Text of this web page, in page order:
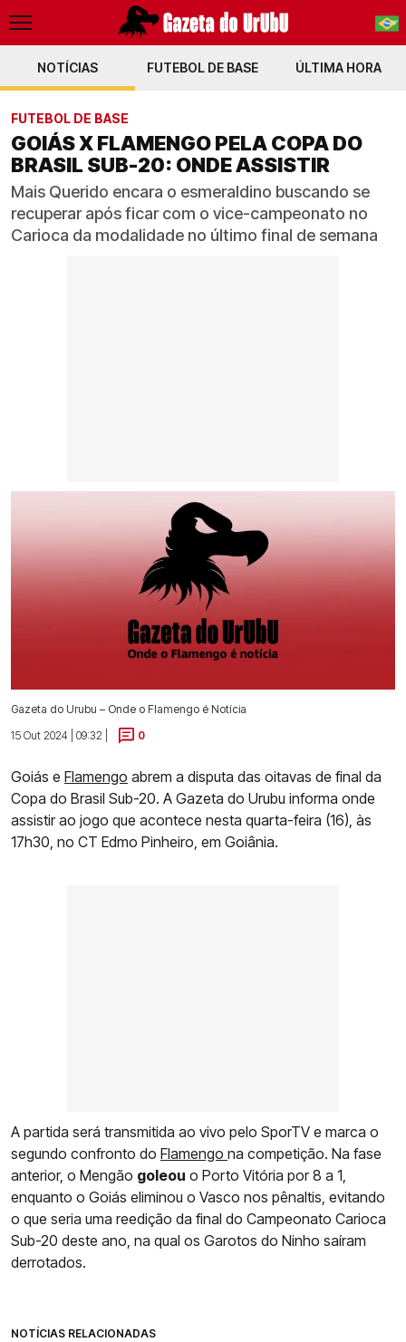
PT-BR
NOTÍCIAS FUTEBOL DE BASE ÚLTIMA HORA
FUTEBOL DE BASE
GOIÁS X FLAMENGO PELA COPA DO
BRASIL SUB-20: ONDE ASSISTIR
Mais Querido encara o esmeraldino buscando se
recuperar após ficar com o vice-campeonato no
Carioca da modalidade no último final de semana
Gazeta do Urubu – Onde o Flamengo é Notícia
15 Out 2024 | 09:32 |
0
Goiás e Flamengo abrem a disputa das oitavas de final da
Copa do Brasil Sub-20. A Gazeta do Urubu informa onde
assistir ao jogo que acontece nesta quarta-feira (16), às
17h30, no CT Edmo Pinheiro, em Goiânia.
A partida será transmitida ao vivo pelo SporTV e marca o
segundo confronto do Flamengo na competição. Na fase
anterior, o Mengão goleou o Porto Vitória por 8 a 1,
enquanto o Goiás eliminou o Vasco nos pênaltis, evitando
o que seria uma reedição da final do Campeonato Carioca
Sub-20 deste ano, na qual os Garotos do Ninho saíram
derrotados.
NOTÍCIAS RELACIONADAS